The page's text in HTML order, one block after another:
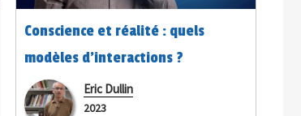
Conscience et réalité : quels
modèles d’interactions ?
Eric Dullin
2023